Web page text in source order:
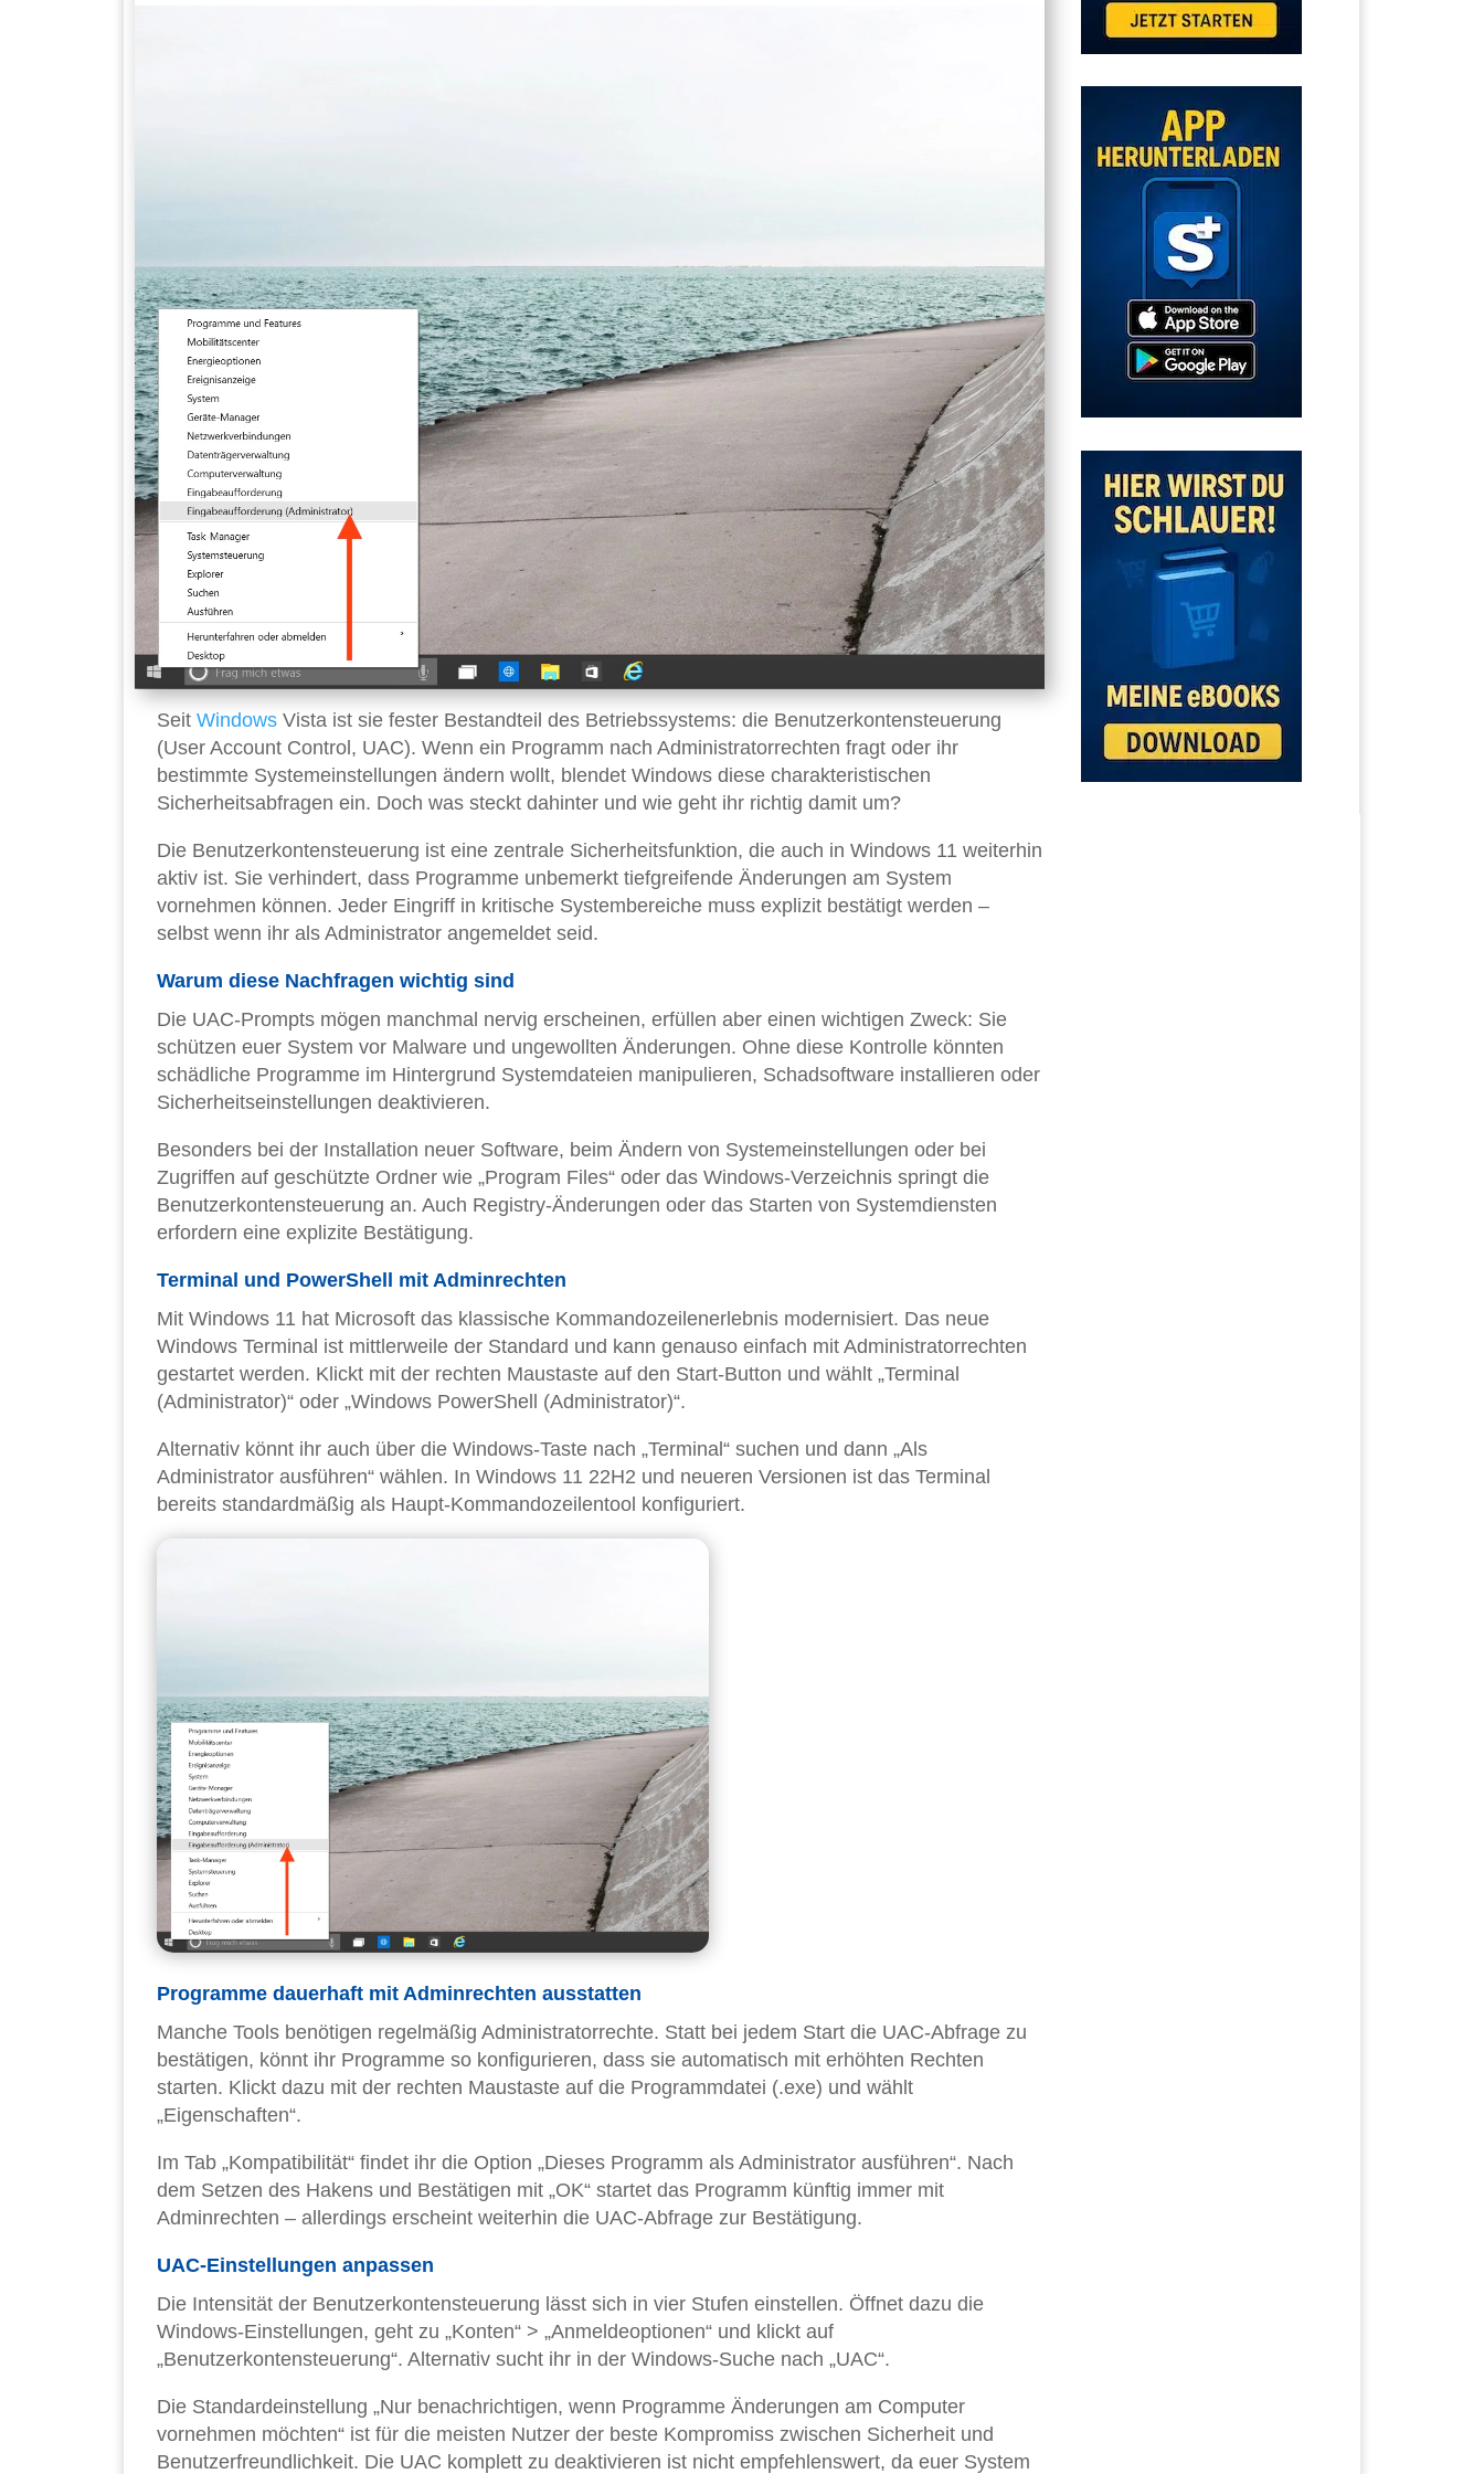
Seit Windows Vista ist sie fester Bestandteil des Betriebssystems: die Benutzerkontensteuerung
(User Account Control, UAC). Wenn ein Programm nach Administratorrechten fragt oder ihr
bestimmte Systemeinstellungen ändern wollt, blendet Windows diese charakteristischen
Sicherheitsabfragen ein. Doch was steckt dahinter und wie geht ihr richtig damit um?
Die Benutzerkontensteuerung ist eine zentrale Sicherheitsfunktion, die auch in Windows 11 weiterhin
aktiv ist. Sie verhindert, dass Programme unbemerkt tiefgreifende Änderungen am System
vornehmen können. Jeder Eingriff in kritische Systembereiche muss explizit bestätigt werden –
selbst wenn ihr als Administrator angemeldet seid.
Warum diese Nachfragen wichtig sind
Die UAC-Prompts mögen manchmal nervig erscheinen, erfüllen aber einen wichtigen Zweck: Sie
schützen euer System vor Malware und ungewollten Änderungen. Ohne diese Kontrolle könnten
schädliche Programme im Hintergrund Systemdateien manipulieren, Schadsoftware installieren oder
Sicherheitseinstellungen deaktivieren.
Besonders bei der Installation neuer Software, beim Ändern von Systemeinstellungen oder bei
Zugriffen auf geschützte Ordner wie „Program Files“ oder das Windows-Verzeichnis springt die
Benutzerkontensteuerung an. Auch Registry-Änderungen oder das Starten von Systemdiensten
erfordern eine explizite Bestätigung.
Terminal und PowerShell mit Adminrechten
Mit Windows 11 hat Microsoft das klassische Kommandozeilenerlebnis modernisiert. Das neue
Windows Terminal ist mittlerweile der Standard und kann genauso einfach mit Administratorrechten
gestartet werden. Klickt mit der rechten Maustaste auf den Start-Button und wählt „Terminal
(Administrator)“ oder „Windows PowerShell (Administrator)“.
Alternativ könnt ihr auch über die Windows-Taste nach „Terminal“ suchen und dann „Als
Administrator ausführen“ wählen. In Windows 11 22H2 und neueren Versionen ist das Terminal
bereits standardmäßig als Haupt-Kommandozeilentool konfiguriert.
Programme dauerhaft mit Adminrechten ausstatten
Manche Tools benötigen regelmäßig Administratorrechte. Statt bei jedem Start die UAC-Abfrage zu
bestätigen, könnt ihr Programme so konfigurieren, dass sie automatisch mit erhöhten Rechten
starten. Klickt dazu mit der rechten Maustaste auf die Programmdatei (.exe) und wählt
„Eigenschaften“.
Im Tab „Kompatibilität“ findet ihr die Option „Dieses Programm als Administrator ausführen“. Nach
dem Setzen des Hakens und Bestätigen mit „OK“ startet das Programm künftig immer mit
Adminrechten – allerdings erscheint weiterhin die UAC-Abfrage zur Bestätigung.
UAC-Einstellungen anpassen
Die Intensität der Benutzerkontensteuerung lässt sich in vier Stufen einstellen. Öffnet dazu die
Windows-Einstellungen, geht zu „Konten“ > „Anmeldeoptionen“ und klickt auf
„Benutzerkontensteuerung“. Alternativ sucht ihr in der Windows-Suche nach „UAC“.
Die Standardeinstellung „Nur benachrichtigen, wenn Programme Änderungen am Computer
vornehmen möchten“ ist für die meisten Nutzer der beste Kompromiss zwischen Sicherheit und
Benutzerfreundlichkeit. Die UAC komplett zu deaktivieren ist nicht empfehlenswert, da euer System